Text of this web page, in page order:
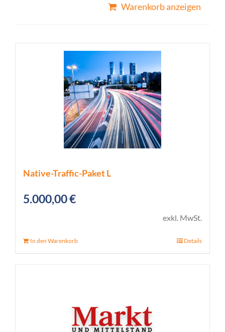
Warenkorb anzeigen
Native-Traffic-Paket L
5.000,00€
exkl. MwSt.
In den Warenkorb Details